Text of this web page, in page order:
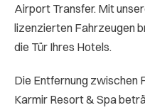
Airport Transfer. Mit
lizenzierten Fahrzeugen
die Tür Ihres Hotels.
Die Entfernung zwischen
Karmir Resort & Spa